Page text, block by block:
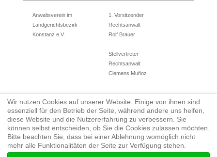
Anwaltsverein im
Landgerichtsbezirk
Konstanz e.V.
1. Vorsitzender
Rechtsanwalt
Rolf Brauer
Stellvertreter
Rechtsanwalt
Clemens Muñoz
Eingetragener Verein
Amtsgericht Konstanz
Geschäftsführerin
Rechtsanwältin
Tel.: 07531/12784710
Fax: 07731/950922
vorstand@anwaltsverein-konstanz.de
www.anwaltverein-konstanz.de
Wir nutzen Cookies auf unserer Website. Einige von ihnen sind
essenziell für den Betrieb der Seite, während andere uns helfen,
diese Website und die Nutzererfahrung zu verbessern. Sie
können selbst entscheiden, ob Sie die Cookies zulassen möchten.
Bitte beachten Sie, dass bei einer Ablehnung womöglich nicht
mehr alle Funktionalitäten der Seite zur Verfügung stehen.